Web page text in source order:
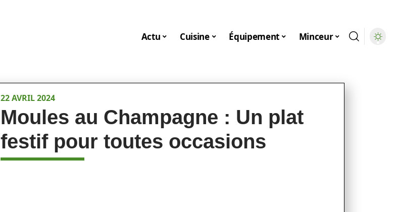
Actu Cuisine Équipement Minceur
22 AVRIL 2024
Moules au Champagne : Un plat
festif pour toutes occasions